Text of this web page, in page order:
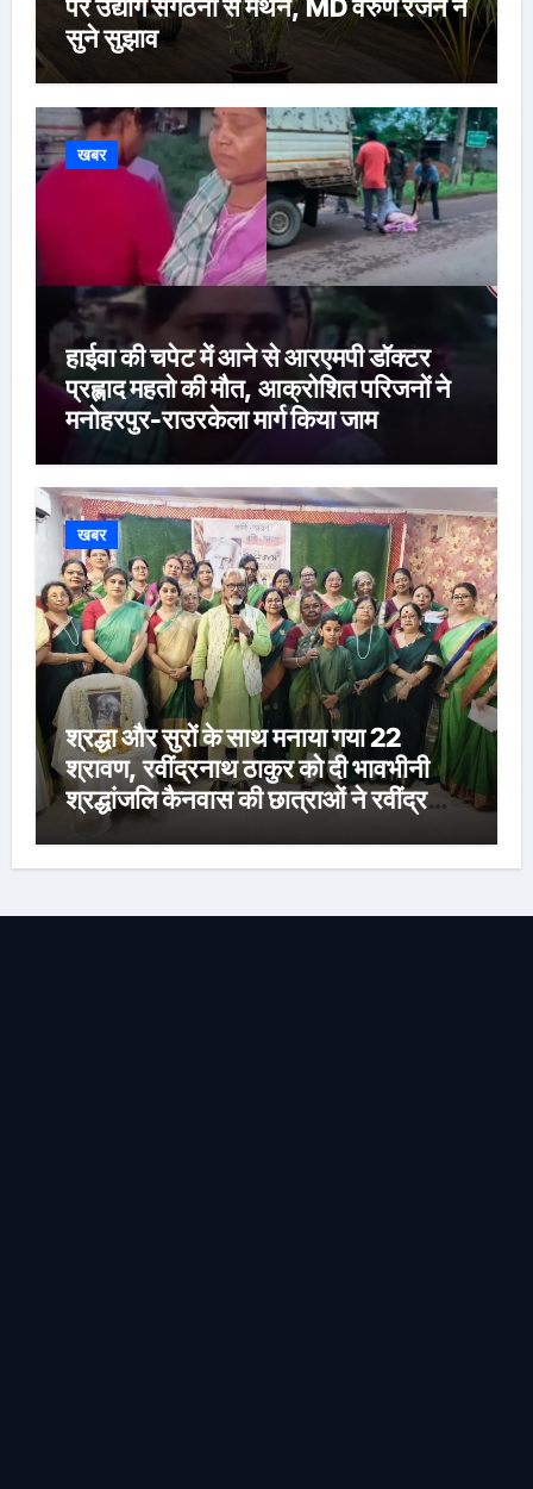
पर उद्योग संगठनों से मंथन, MD वरुण रंजन ने
सुने सुझाव
खबर
हाईवा की चपेट में आने से आरएमपी डॉक्टर
प्रह्लाद महतो की मौत, आक्रोशित परिजनों ने
मनोहरपुर-राउरकेला मार्ग किया जाम
खबर
श्रद्धा और सुरों के साथ मनाया गया 22
श्रावण, रवींद्रनाथ ठाकुर को दी भावभीनी
श्रद्धांजलि कैनवास की छात्राओं ने रवींद्र
बांधा समां